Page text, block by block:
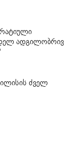
ადგილობრივ
ძველ